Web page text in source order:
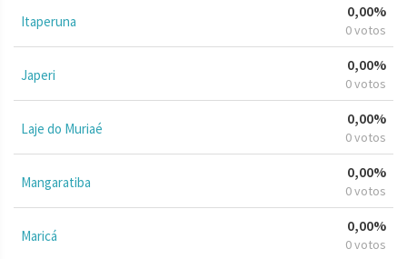
Itaperuna
0,00%
0 votos
Japeri
0,00%
0 votos
Laje do Muriaé
0,00%
0 votos
Mangaratiba
0,00%
0 votos
Maricá
0,00%
0 votos